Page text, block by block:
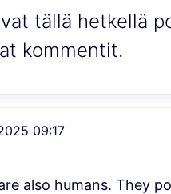
tällä hetkellä
kommentit.
09:17
also humans. They